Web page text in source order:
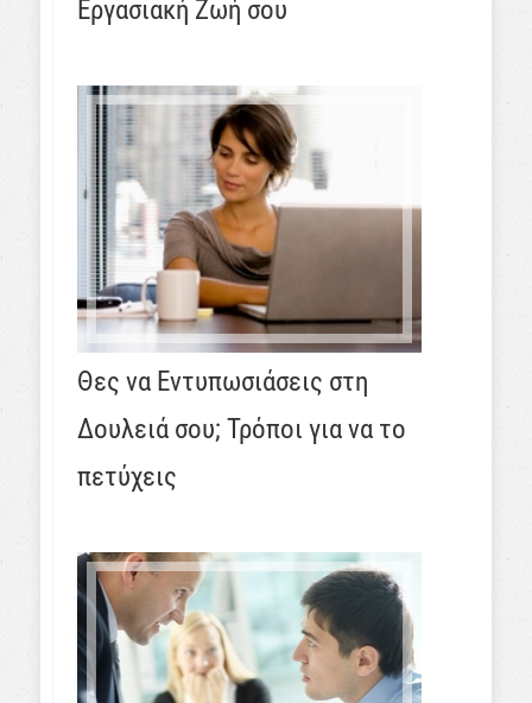
Εργασιακή Ζωή σου
Θες να Εντυπωσιάσεις στη
Δουλειά σου; Τρόποι για να το
πετύχεις